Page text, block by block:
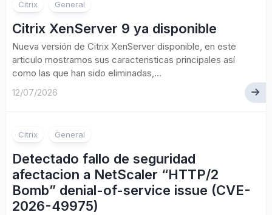
Citrix General
Citrix XenServer 9 ya disponible
Nueva versión de Citrix XenServer disponible, en este
articulo mostramos sus caracteristicas principales así
como las que han sido eliminadas,...
12/07/2026
Citrix General
Detectado fallo de seguridad
afectacion a NetScaler “HTTP/2
Bomb” denial-of-service issue (CVE-
2026-49975)